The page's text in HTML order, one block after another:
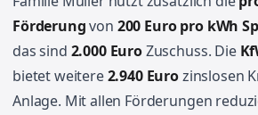
Förderungvon 200 Euro pro kWh
das sind 2.000 EuroZuschuss. Die
bietet weitere2.940 Eurozinslosen
Anlage. Mit allen Förderungen